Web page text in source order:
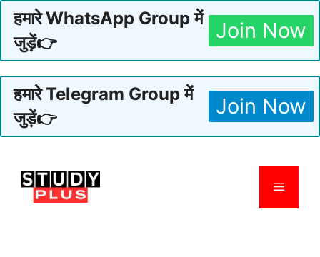
हमारे WhatsApp Group में
जुड़ें👉
Join Now
हमारे Telegram Group में
जुड़ें👉
Join Now
content
Menu